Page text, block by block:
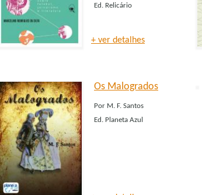
Ed. Relicário
+ ver detalhes
Os Malogrados
Por M. F. Santos
Ed. Planeta Azul